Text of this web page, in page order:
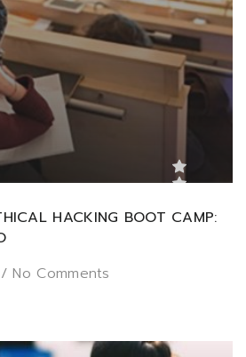
HACKING BOOT CAMP:
/No Comments